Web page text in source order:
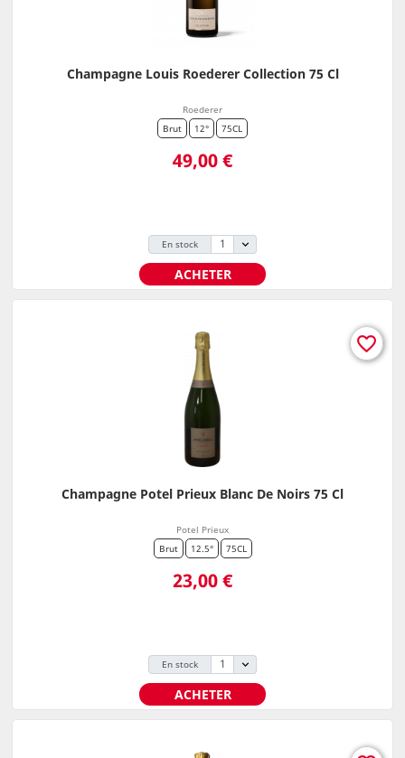
Champagne Louis Roederer Collection 75 Cl
Roederer
Brut
12° 75CL
Prix
49,00 €
En stock
ACHETER
Champagne Potel Prieux Blanc De Noirs 75 Cl
Potel Prieux
Brut
12.5° 75CL
Prix
23,00 €
En stock
ACHETER
favorite_border